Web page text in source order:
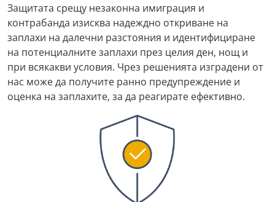
Защитата срещу незаконна имиграция и
контрабанда изисква надеждно откриване на
заплахи на далечни разстояния и идентифициране
на потенциалните заплахи през целия ден, нощ и
при всякакви условия. Чрез решенията изградени от
нас може да получите ранно предупреждение и
оценка на заплахите, за да реагирате ефективно.